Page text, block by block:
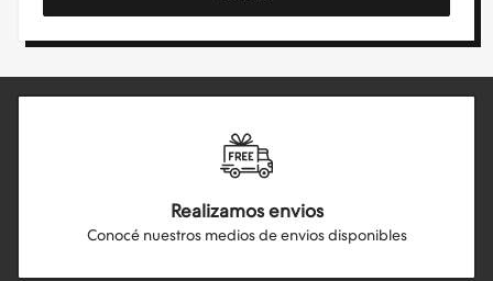
Realizamos envios
Conocé nuestros medios de envios disponibles